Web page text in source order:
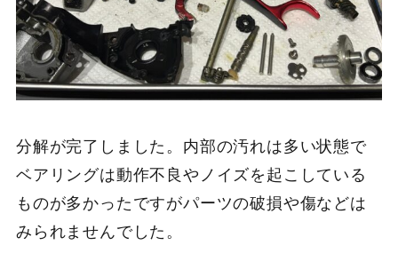
分解が完了しました。内部の汚れは多い状態で
ベアリングは動作不良やノイズを起こしている
ものが多かったですがパーツの破損や傷などは
みられませんでした。